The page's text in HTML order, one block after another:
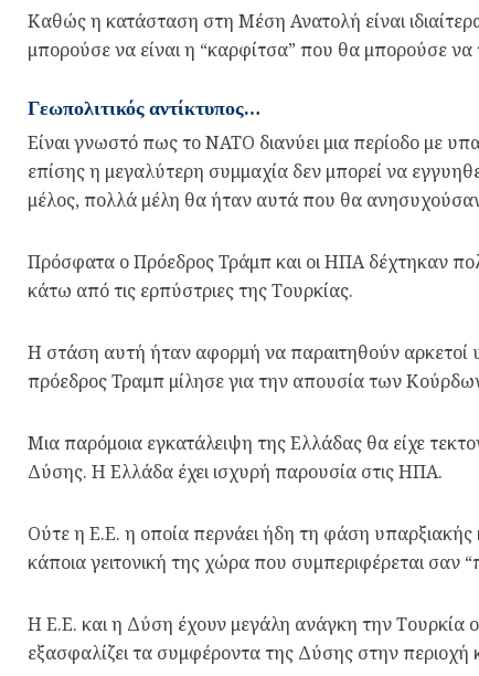
Καθώς η κατάσταση στη Μέση Ανατολή είναι
μπορούσε να είναι η “καρφίτσα” που θα μπορούσε
Γεωπολιτικός αντίκτυπος…
Είναι γνωστό πως το ΝΑΤΟ διανύει μια περίοδο με
επίσης η μεγαλύτερη συμμαχία δεν μπορεί να
μέλος, πολλά μέλη θα ήταν αυτά που θα
Πρόσφατα ο Πρόεδρος Τράμπ και οι ΗΠΑ δέχτηκαν
κάτω από τις ερπύστριες της Τουρκίας.
Η στάση αυτή ήταν αφορμή να παραιτηθούν αρκετοί
πρόεδρος Τραμπ μίλησε για την απουσία των
Μια παρόμοια εγκατάλειψη της Ελλάδας θα είχε
Δύσης. Η Ελλάδα έχει ισχυρή παρουσία στις ΗΠΑ.
Ούτε η Ε.Ε. η οποία περνάει ήδη τη φάση υπαρξιακής
κάποια γειτονική της χώρα που συμπεριφέρεται σαν
Η Ε.Ε. και η Δύση έχουν μεγάλη ανάγκη την Τουρκία
εξασφαλίζει τα συμφέροντα της Δύσης στην